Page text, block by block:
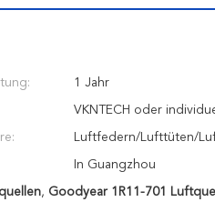
1 Jahr
VKNTECH oder
Luftfedern/Lufttüten/
In Guangzhou
, Goodyear 1R11-701